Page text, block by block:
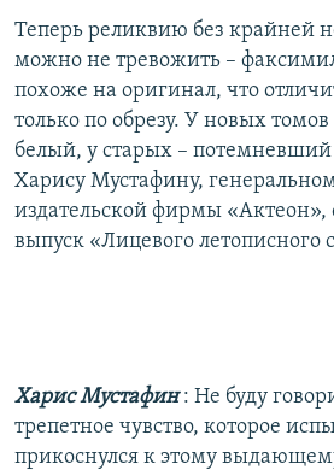
Теперь реликвию без крайней
можно не тревожить –
похоже на оригинал, что
только по обрезу. У новых
белый, у старых –
Харису Мустафину,
издательской фирмы
выпуск «Лицевого летописного
Харис Мустафин: Не буду
трепетное чувство, которое
прикоснулся к этому